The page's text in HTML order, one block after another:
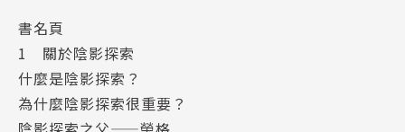
目前的狀態卻無法踏出改變的一步、不擅維持人際界限
又時常被罪惡感壓垮，可能都與陰影有關。被我們拒絕
的那些情緒並沒有消失，讓我們一碰到某些情境就特別
容易爆發，或是慣性地陷入負面消耗的人際模式。因此
書名頁
1 關於陰影探索
什麼是陰影探索？
為什麼陰影探索很重要？